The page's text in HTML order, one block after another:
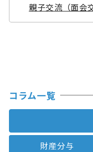
親子交流（面会
コラム一覧
財産分与